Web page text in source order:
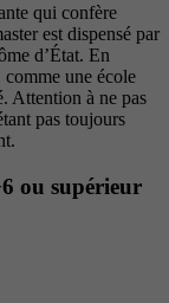
qui confère
est dispensé par
d’État. En
comme une école
Attention à ne pas
pas toujours
ou supérieur